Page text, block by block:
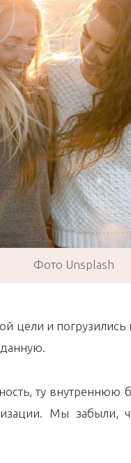
Фото Unsplash
цели и
ту внутреннюю
Мы забыли,